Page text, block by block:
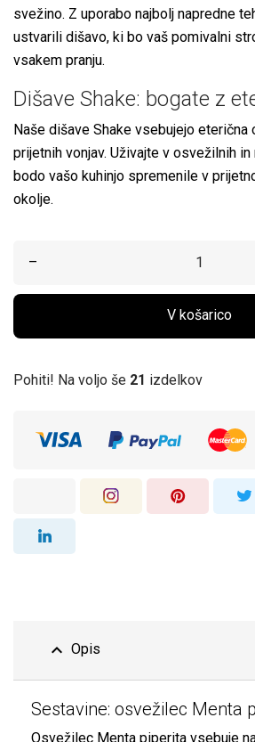
svežino. Z uporabo najbolj napredne
ustvarili dišavo, ki bo vaš pomivalni
vsakem pranju.
Dišave Shake: bogate z
Naše dišave Shake vsebujejo eterična
prijetnih vonjav. Uživajte v osvežilnih in
bodo vašo kuhinjo spremenile v
okolje.
–
V košarico
Pohiti! Na voljo še 21 izdelkov
expand_less Opis
Sestavine: osvežilec Menta
Osvežilec Menta piperita vsebuje